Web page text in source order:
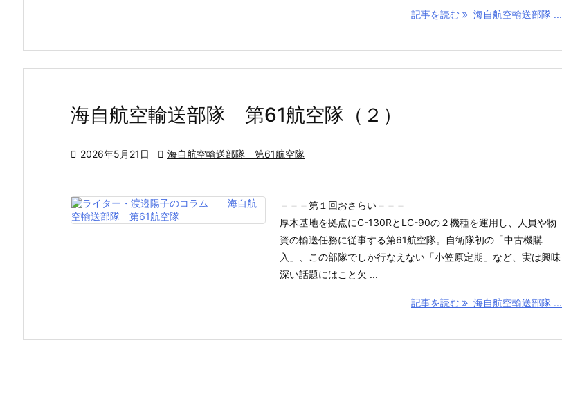
記事を読む 海自航空輸送部隊 ...
海自航空輸送部隊 第61航空隊（２）
 2026年5月21日  海自航空輸送部隊 第61航空隊
＝＝＝第１回おさらい＝＝＝
厚木基地を拠点にC-130RとLC-90の２機種を運用し、人員や物
資の輸送任務に従事する第61航空隊。自衛隊初の「中古機購
入」、この部隊でしか行なえない「小笠原定期」など、実は興味
深い話題にはこと欠 ...
記事を読む 海自航空輸送部隊 ...